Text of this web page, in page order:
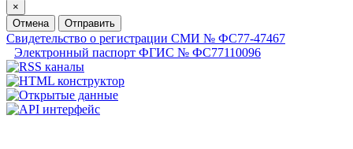
×
Отмена
Отправить
Свидетельство о регистрации СМИ № ФС77-47467
Электронный паспорт ФГИС № ФС77110096